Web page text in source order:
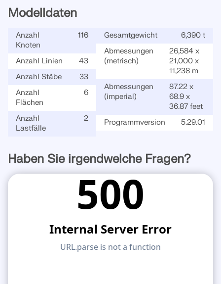
Modelldaten
Anzahl
Knoten
116
Anzahl Linien
43
Anzahl Stäbe
33
Anzahl
Flächen
6
Anzahl
Lastfälle
2
Gesamtgewicht
6,390 t
Abmessungen
(metrisch)
26,584 x
21,000 x
11,238 m
Abmessungen
(imperial)
87.22 x
68.9 x
36.87 feet
Programmversion
5.29.01
Haben Sie irgendwelche Fragen?